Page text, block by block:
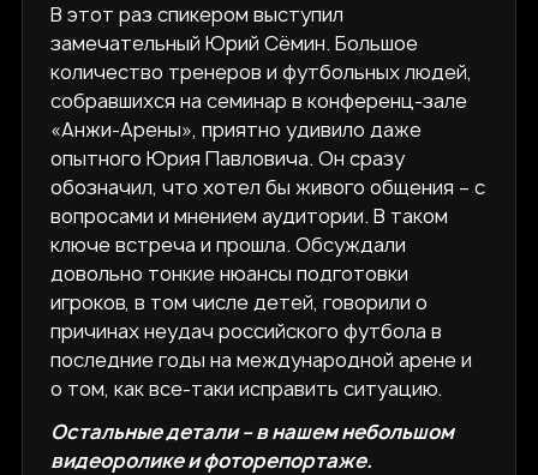
В этот раз спикером выступил
замечательный Юрий Сёмин. Большое
количество тренеров и футбольных людей,
собравшихся на семинар в конференц-зале
«Анжи-Арены», приятно удивило даже
опытного Юрия Павловича. Он сразу
обозначил, что хотел бы живого общения – с
вопросами и мнением аудитории. В таком
ключе встреча и прошла. Обсуждали
довольно тонкие нюансы подготовки
игроков, в том числе детей, говорили о
причинах неудач российского футбола в
последние годы на международной арене и
о том, как все-таки исправить ситуацию.
Остальные детали – в нашем небольшом
видеоролике и фоторепортаже.